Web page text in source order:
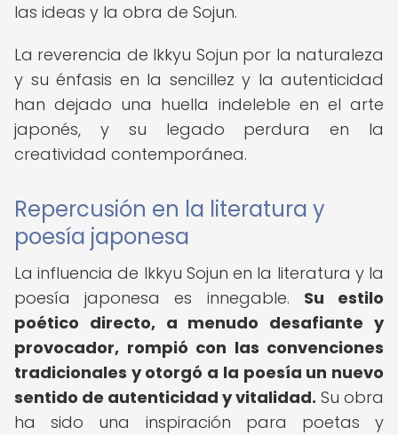
las ideas y la obra de Sojun.
La reverencia de Ikkyu Sojun por la naturaleza
y su énfasis en la sencillez y la autenticidad
han dejado una huella indeleble en el arte
japonés, y su legado perdura en la
creatividad contemporánea.
Repercusión en la literatura y
poesía japonesa
La influencia de Ikkyu Sojun en la literatura y la
poesía japonesa es innegable. Su estilo
poético directo, a menudo desafiante y
provocador, rompió con las convenciones
tradicionales y otorgó a la poesía un nuevo
sentido de autenticidad y vitalidad. Su obra
ha sido una inspiración para poetas y